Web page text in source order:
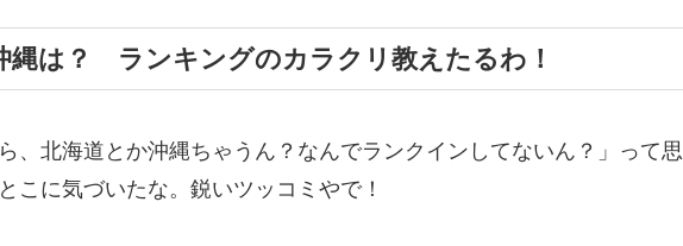
は？ ランキングのカラクリ教えたるわ！
、北海道とか沖縄ちゃうん？なんでランクインしてないん？」って思
に気づいたな。鋭いツッコミやで！